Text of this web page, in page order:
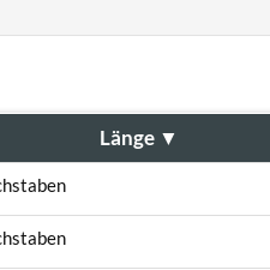
Länge ▼